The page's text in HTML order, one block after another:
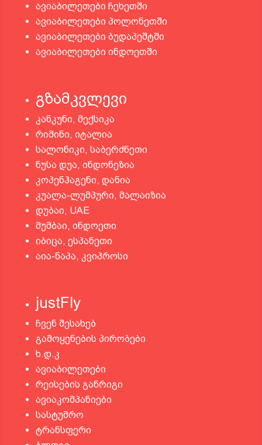
ავიაბილეთები ჩეხეთში
ავიაბილეთები პოლონეთში
ავიაბილეთები ბუდაპეშტში
ავიაბილეთები ინდოეთში
გზამკვლევი
კანკუნი, მექსიკა
რიმინი, იტალია
სალონიკი, საბერძნეთი
ნუსა დუა, ინდონეზია
კოპენჰაგენი, დანია
კუალა-ლუმპური, მალაიზია
დუბაი, UAE
მუმბაი, ინდოეთი
იბიცა, ესპანეთი
აია-ნაპა, კვიპროსი
justFly
ჩვენ შესახებ
გამოყენების პირობები
ხ.დ.კ
ავიაბილეთები
რეისების განრიგი
ავიაკომპანიები
სასტუმრო
ტრანსფერი